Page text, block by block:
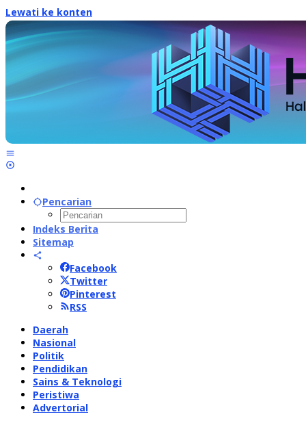
Lewati ke konten
Pencarian
Indeks Berita
Sitemap
Facebook
Twitter
Pinterest
RSS
Daerah
Nasional
Politik
Pendidikan
Sains & Teknologi
Peristiwa
Advertorial